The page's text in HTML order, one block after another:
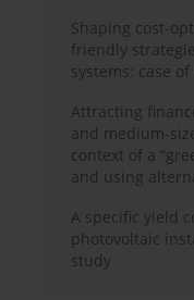
Shaping cost-
friendly
systems: case
Attracting
and medium-
context of a
and using
A specific yield
photovoltaic
study